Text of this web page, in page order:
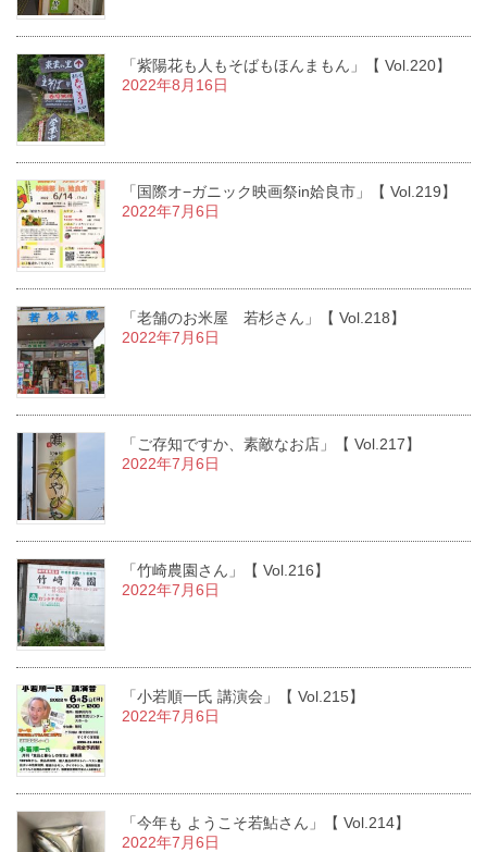
「紫陽花も人もそばもほんまもん」【 Vol.220】
2022年8月16日
「国際オ−ガニック映画祭in姶良市」【 Vol.219】
2022年7月6日
「老舗のお米屋 若杉さん」【 Vol.218】
2022年7月6日
「ご存知ですか、素敵なお店」【 Vol.217】
2022年7月6日
「竹崎農園さん」【 Vol.216】
2022年7月6日
「小若順一氏 講演会」【 Vol.215】
2022年7月6日
「今年も ようこそ若鮎さん」【 Vol.214】
2022年7月6日